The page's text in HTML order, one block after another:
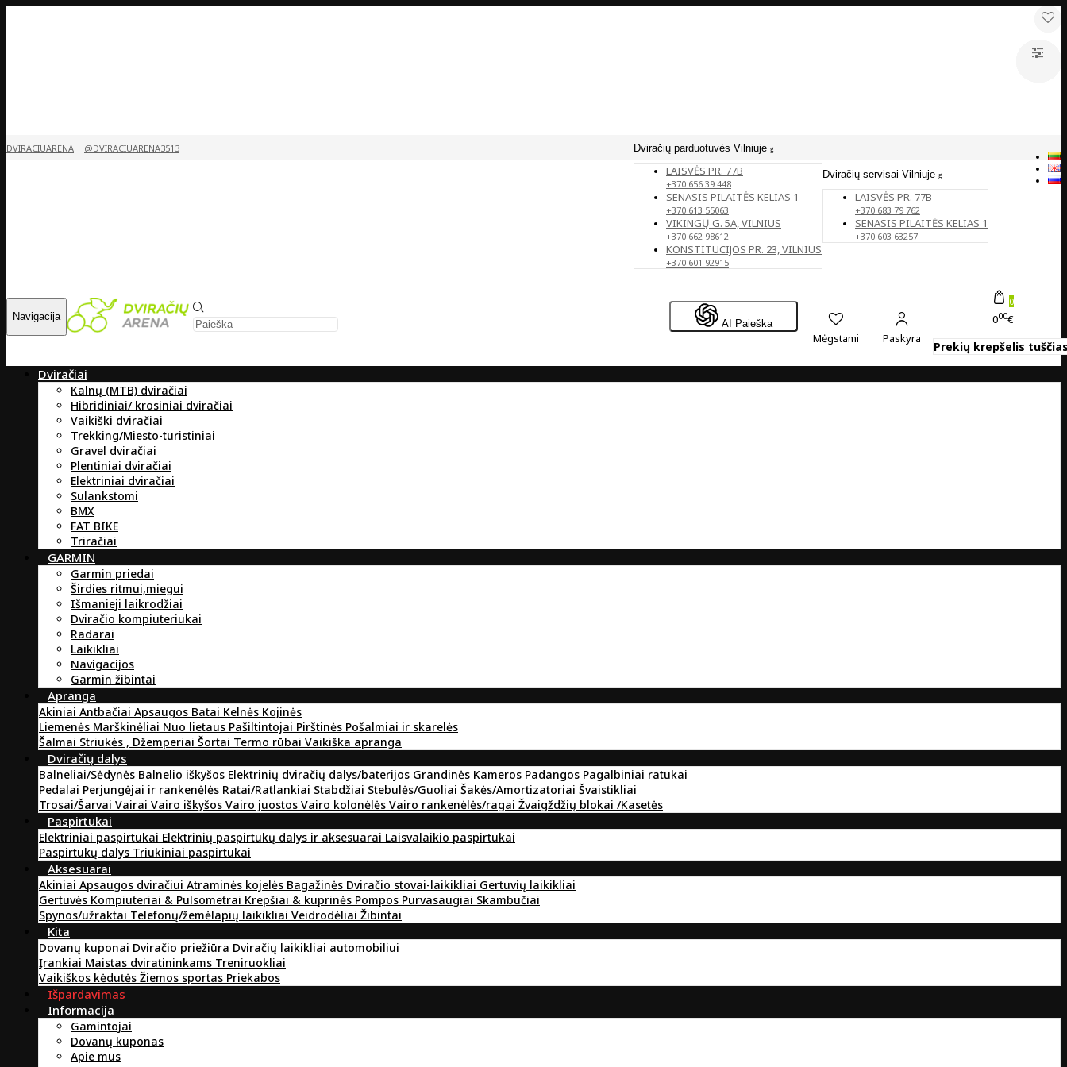
Dviračių parduotuvės Vilniuje
LAISVĖS PR. 77B
+370 656 39 448
SENASIS PILAITĖS KELIAS 1
+370 613 55063
VIKINGŲ G. 5A, VILNIUS
+370 662 98612
KONSTITUCIJOS PR. 23, VILNIUS
+370 601 92915
Dviračių servisai Vilniuje
LAISVĖS PR. 77B
+370 683 79 762
SENASIS PILAITĖS KELIAS 1
+370 603 63257
DVIRACIUARENA @DVIRACIUARENA3513
Navigacija
AI Paieška
Mėgstami Paskyra
0
000€
Prekių krepšelis
Dviračiai
Kalnų (MTB) dviračiai
Hibridiniai/ krosiniai dviračiai
Vaikiški dviračiai
Trekking/Miesto-turistiniai
Gravel dviračiai
Plentiniai dviračiai
Elektriniai dviračiai
Sulankstomi
BMX
FAT BIKE
Triračiai
GARMIN
Garmin priedai
Širdies ritmui,miegui
Išmanieji laikrodžiai
Dviračio kompiuteriukai
Radarai
Laikikliai
Navigacijos
Garmin žibintai
Apranga
Akiniai Antbačiai Apsaugos Batai Kelnės Kojinės
Liemenės Marškinėliai Nuo lietaus Pašiltintojai Pirštinės Pošalmiai ir skarelės
Šalmai Striukės , Džemperiai Šortai Termo rūbai Vaikiška apranga
Dviračių dalys
Balneliai/Sėdynės Balnelio iškyšos Elektrinių dviračių dalys/baterijos Grandinės Kameros Padangos Pagalbiniai ratukai
Pedalai Perjungėjai ir rankenėlės Ratai/Ratlankiai Stabdžiai Stebulės/Guoliai Šakės/Amortizatoriai Švaistikliai
Trosai/Šarvai Vairai Vairo iškyšos Vairo juostos Vairo kolonėlės Vairo rankenėlės/ragai Žvaigždžių blokai /Kasetės
Paspirtukai
Elektriniai paspirtukai Elektrinių paspirtukų dalys ir aksesuarai Laisvalaikio paspirtukai
Paspirtukų dalys Triukiniai paspirtukai
Aksesuarai
Akiniai Apsaugos dviračiui Atraminės kojelės Bagažinės Dviračio stovai-laikikliai Gertuvių laikikliai
Gertuvės Kompiuteriai & Pulsometrai Krepšiai & kuprinės Pompos Purvasaugiai Skambučiai
Spynos/užraktai Telefonų/žemėlapių laikikliai Veidrodėliai Žibintai
Kita
Dovanų kuponai Dviračio priežiūra Dviračių laikikliai automobiliui
Įrankiai Maistas dviratininkams Treniruokliai
Vaikiškos kėdutės Žiemos sportas Priekabos
Išpardavimas
Informacija
Gamintojai
Dovanų kuponas
Apie mus